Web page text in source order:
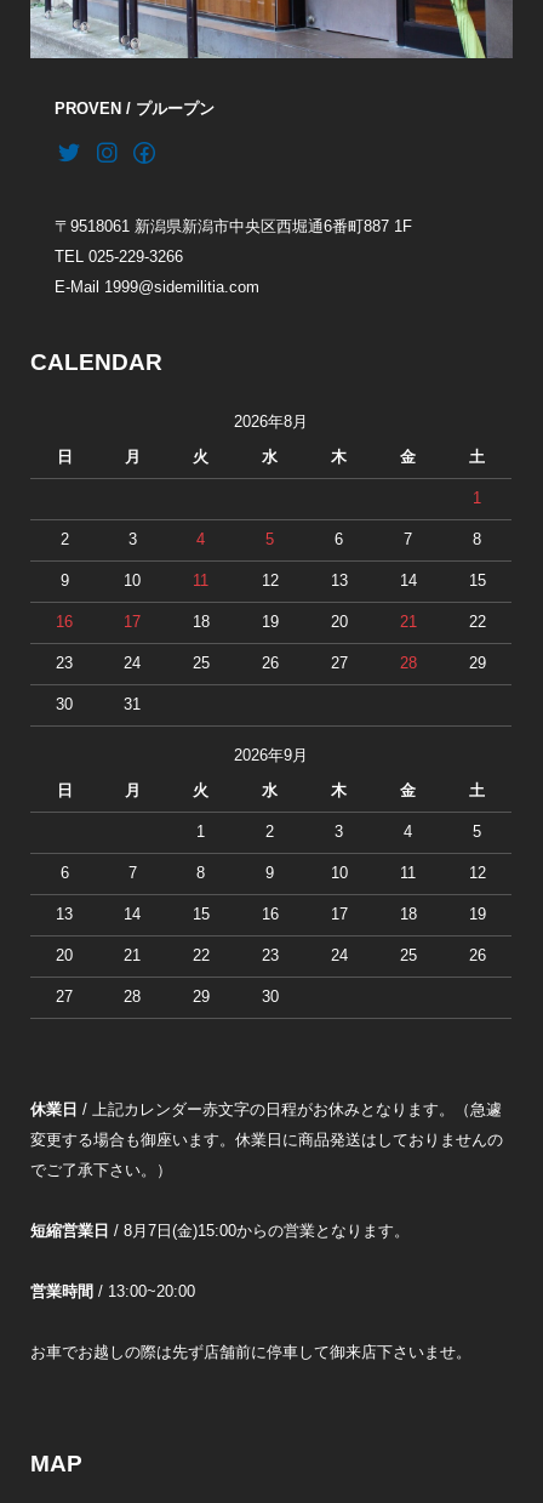
PROVEN / プループン
〒9518061 新潟県新潟市中央区西堀通6番町887 1F
TEL 025-229-3266
E-Mail 1999@sidemilitia.com
CALENDAR
2026年8月
日 月 火 水 木 金 土
1
2 3 4 5 6 7 8
9 10 11 12 13 14 15
16 17 18 19 20 21 22
23 24 25 26 27 28 29
30 31
2026年9月
日 月 火 水 木 金 土
1 2 3 4 5
6 7 8 9 10 11 12
13 14 15 16 17 18 19
20 21 22 23 24 25 26
27 28 29 30
休業日 / 上記カレンダー赤文字の日程がお休みとなります。（急遽
変更する場合も御座います。休業日に商品発送はしておりませんの
でご了承下さい。）
短縮営業日 / 8月7日(金)15:00からの営業となります。
営業時間 / 13:00~20:00
お車でお越しの際は先ず店舗前に停車して御来店下さいませ。
MAP